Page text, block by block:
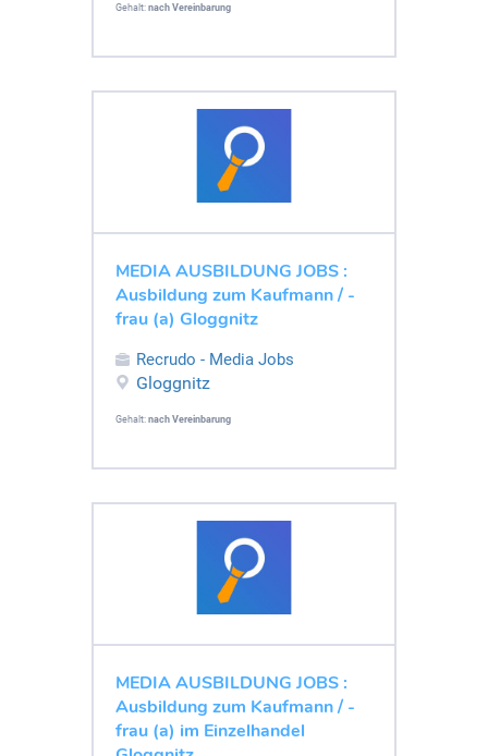
Gehalt: nach Vereinbarung
MEDIA AUSBILDUNG JOBS :
Ausbildung zum Kaufmann / -
frau (a) Gloggnitz
Recrudo - Media Jobs
Gloggnitz
Gehalt: nach Vereinbarung
MEDIA AUSBILDUNG JOBS :
Ausbildung zum Kaufmann / -
frau (a) im Einzelhandel